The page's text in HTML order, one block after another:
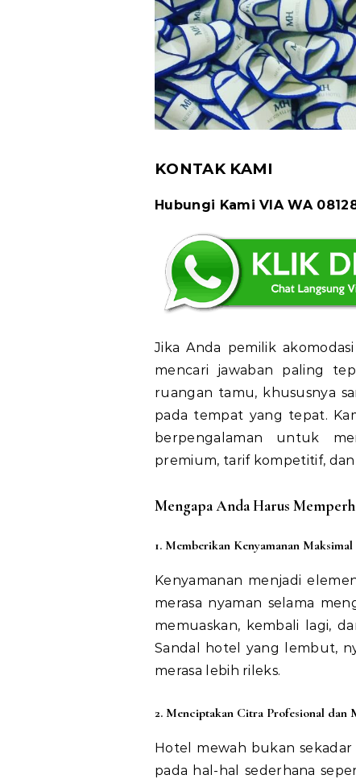
KONTAK KAMI
Hubungi Kami VIA WA
Jika Anda pemilik
mencari jawaban paling
ruangan tamu, khususnya
pada tempat yang tepat.
berpengalaman untuk
premium, tarif kompetitif,
Mengapa Anda Harus
1. Memberikan Kenyamanan
Kenyamanan menjadi
merasa nyaman selama
memuaskan, kembali lagi,
Sandal hotel yang lembut,
merasa lebih rileks.
2. Menciptakan Citra Profesional dan
Hotel mewah bukan
pada hal-hal sederhana